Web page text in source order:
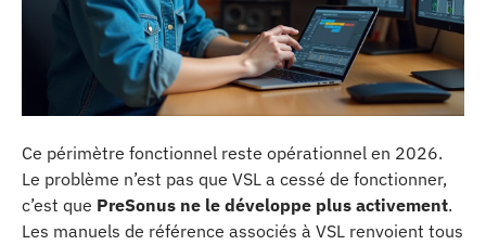
Ce périmètre fonctionnel reste opérationnel en 2026.
Le problème n’est pas que VSL a cessé de fonctionner,
c’est que PreSonus ne le développe plus activement.
Les manuels de référence associés à VSL renvoient tous